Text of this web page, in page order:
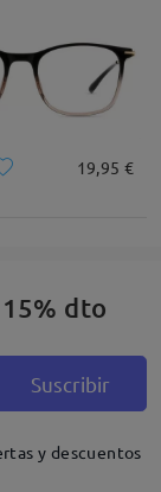
19,95 €
dto
Suscribir
y descuentos